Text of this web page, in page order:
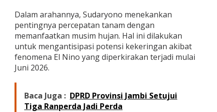
n
W
a
m
e
A
j
Dalam arahannya, Sudaryono menekankan
pentingnya percepatan tanam dengan
memanfaatkan musim hujan. Hal ini dilakukan
untuk mengantisipasi potensi kekeringan akibat
fenomena El Nino yang diperkirakan terjadi mulai
Juni 2026.
Baca Juga : DPRD Provinsi Jambi Setujui
Tiga Ranperda Jadi Perda